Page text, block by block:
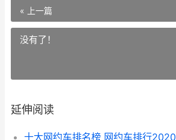
« 上一篇
没有了！
延伸阅读
十大网约车排名榜 网约车排行2020